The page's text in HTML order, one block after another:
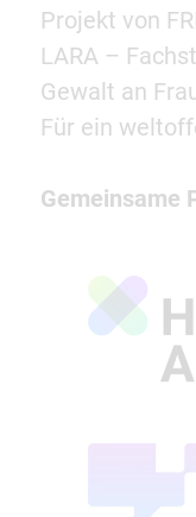
Projekt von
LARA –
Gewalt an
Für ein
Gemeinsame